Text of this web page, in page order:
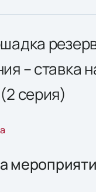
– ставка
серия)